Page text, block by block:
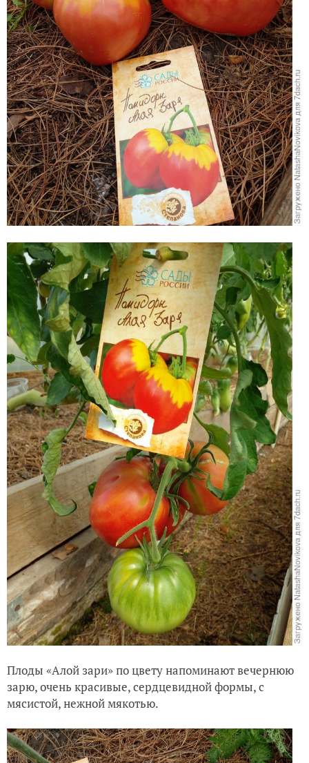
Плоды «Алой зари» по цвету напоминают вечернюю
зарю, очень красивые, сердцевидной формы, с
мясистой, нежной мякотью.